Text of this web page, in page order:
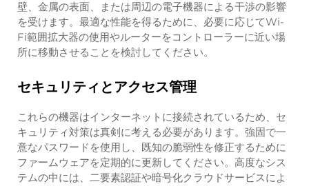
壁、金属の表面、または周辺の電子機器による干渉の影響
を受けます。最適な性能を得るために、必要に応じてWi-
Fi範囲拡大器の使用やルーターをコントローラーに近い場
所に移動させることを検討してください。
セキュリティとアクセス管理
これらの機器はインターネットに接続されているため、セ
キュリティ対策は真剣に考える必要があります。強固で一
意なパスワードを使用し、既知の脆弱性を修正するために
ファームウェアを定期的に更新してください。高度なシス
テムの中には、二要素認証や暗号化クラウドサービスによ